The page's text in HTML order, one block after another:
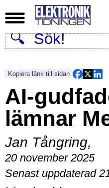
Kopiera länk till sidan
AI-
lämnar
Jan Tångring,
20 november 2025
Senast uppdaterad